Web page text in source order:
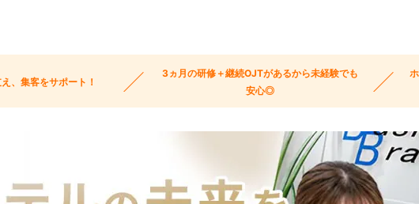
、集客をサポート！
3ヵ月の研修＋継続OJTがあるから未経験でも
安心◎